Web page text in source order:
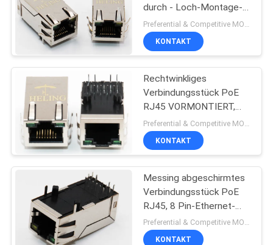
QUALITÄTSKONTROLLE
TRETEN
MIT
UNS
VERBINDUNG
FORDERN
durch - Loch-Montage-
Messing abgeschirmt mit
EMS-Vorsprüngen
KONTAKT
Rechtwinkliges
Verbindungsstück PoE
RJ45 VORMONTIERT,
Ethernet Jack PWB-
Berg-RJ45 für NIC
KONTAKT
Messing abgeschirmtes
Verbindungsstück PoE
RJ45, 8 Pin-Ethernet-
Verbindungsstück für IP-
Kamera
Preferential & Competitive MOQ:2000
KONTAKT